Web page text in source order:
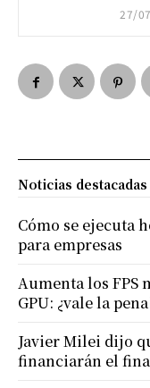
27/
Noticias destacadas
Cómo se ejecuta
para empresas
Aumenta los FPS
GPU: ¿vale la
Javier Milei dijo
financiarán el